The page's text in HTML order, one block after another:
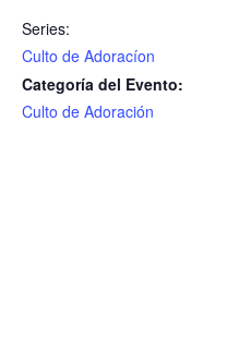
Series:
Culto de Adoracíon
Categoría del Evento:
Culto de Adoración